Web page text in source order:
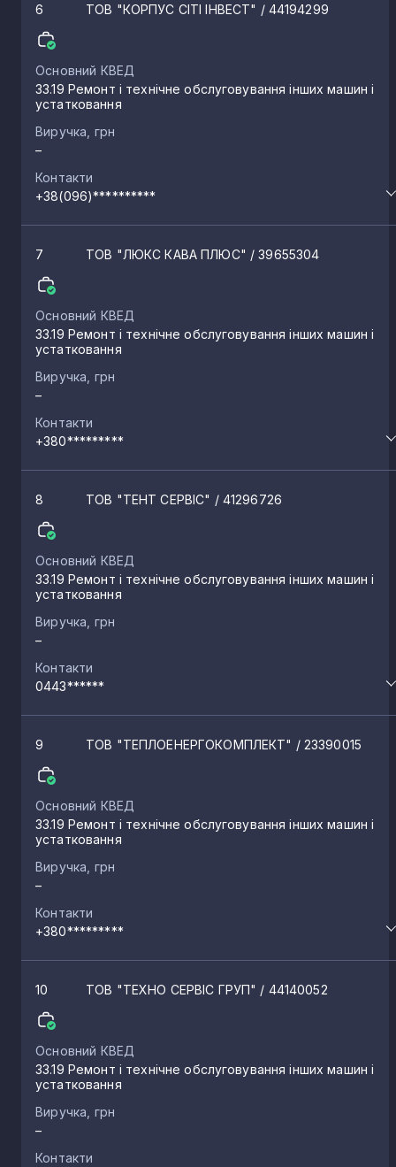
6 ТОВ "КОРПУС СІТІ ІНВЕСТ" / 44194299
Основний КВЕД
33.19 Ремонт і технічне обслуговування інших машин і
устатковання
Виручка, грн
–
Контакти
+38(096)**********
7 ТОВ "ЛЮКС КАВА ПЛЮС" / 39655304
Основний КВЕД
33.19 Ремонт і технічне обслуговування інших машин і
устатковання
Виручка, грн
–
Контакти
+380*********
8 ТОВ "ТЕНТ СЕРВІС" / 41296726
Основний КВЕД
33.19 Ремонт і технічне обслуговування інших машин і
устатковання
Виручка, грн
–
Контакти
0443******
9 ТОВ "ТЕПЛОЕНЕРГОКОМПЛЕКТ" / 23390015
Основний КВЕД
33.19 Ремонт і технічне обслуговування інших машин і
устатковання
Виручка, грн
–
Контакти
+380*********
10 ТОВ "ТЕХНО СЕРВІС ГРУП" / 44140052
Основний КВЕД
33.19 Ремонт і технічне обслуговування інших машин і
устатковання
Виручка, грн
–
Контакти